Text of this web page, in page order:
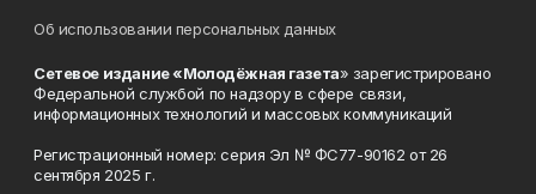
Об использовании персональных данных
Сетевое издание «Молодёжная газета» зарегистрировано
Федеральной службой по надзору в сфере связи,
информационных технологий и массовых коммуникаций
Регистрационный номер: серия Эл № ФС77-90162 от 26
сентября 2025 г.